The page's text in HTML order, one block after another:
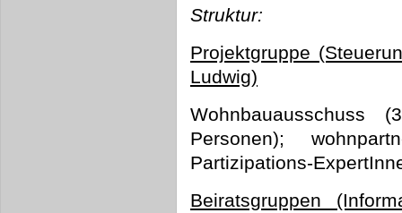
Struktur:
Projektgruppe
Ludwig)
Wohnbauausschuss
Personen);
Partizipations-
Beiratsgruppen